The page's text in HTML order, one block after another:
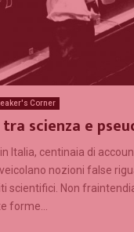
Corner
tra scienza e
Italia, centinaia di
nozioni false
scientifici. Non
forme...